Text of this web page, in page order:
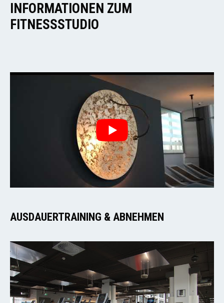
INFORMATIONEN ZUM
FITNESSSTUDIO
AUSDAUERTRAINING & ABNEHMEN